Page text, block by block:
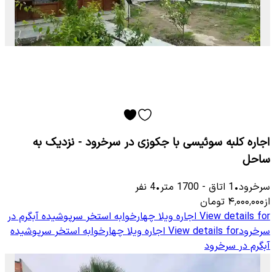
اجاره کلبه سوئیسی با جکوزی در سرخرود - نزدیک به
ساحل
سرخرود•
1 اتاق -
1700 متر•
4 نفر
از۴٬۰۰۰٬۰۰۰ تومان
View details for اجاره ویلا چهارخوابه استخر سرپوشیده آبگرم در
سرخرودView details for اجاره ویلا چهارخوابه استخر سرپوشیده
آبگرم در سرخرود